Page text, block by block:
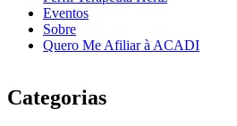
Eventos
Sobre
Quero Me Afiliar à ACADI
Categorias